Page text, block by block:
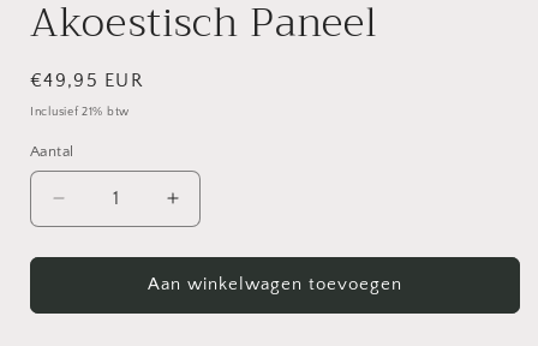
Akoestisch Paneel
Normale
prijs
€49,95 EUR
Inclusief 21% btw
Aantal
Aantal
Aantal
verlagen
voor
Midnight
Aantal
verhogen
voor
XL
Midnight
Aan winkelwagen toevoegen